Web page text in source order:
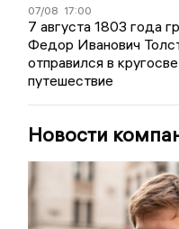
07/08 17:00
7 августа 1803 года
Федор Иванович
отправился в
путешествие
Новости